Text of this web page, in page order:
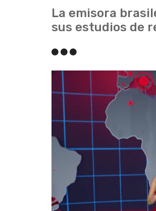
La emisora
sus estudios de